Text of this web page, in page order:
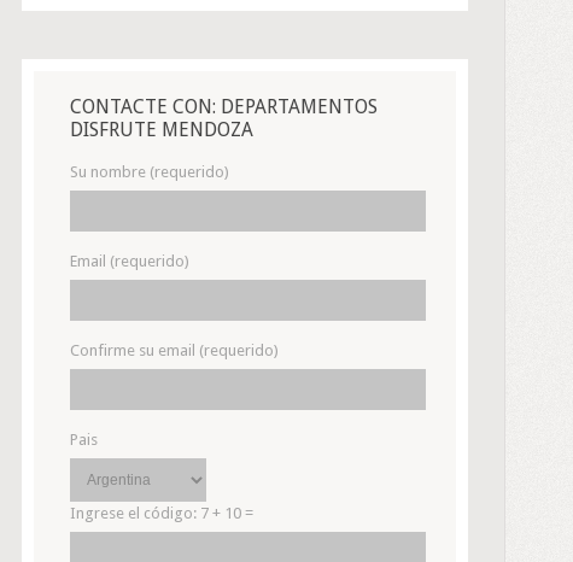
CONTACTE CON: DEPARTAMENTOS
DISFRUTE MENDOZA
Su nombre (requerido)
Email (requerido)
Confirme su email (requerido)
Pais
Ingrese el código: 7 + 10 =